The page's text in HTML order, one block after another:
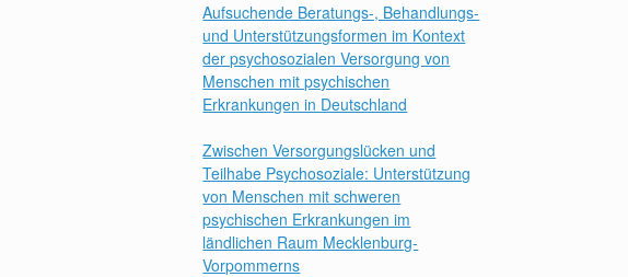
Aufsuchende Beratungs-, Behandlungs-
und Unterstützungsformen im Kontext
der psychosozialen Versorgung von
Menschen mit psychischen
Erkrankungen in Deutschland
Zwischen Versorgungslücken und
Teilhabe Psychosoziale: Unterstützung
von Menschen mit schweren
psychischen Erkrankungen im
ländlichen Raum Mecklenburg-
Vorpommerns